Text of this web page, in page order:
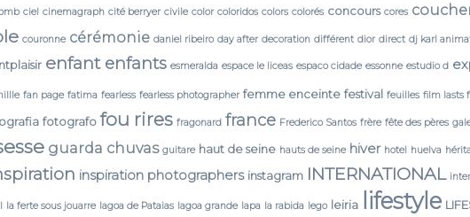
ciel cinemagraph cité berryer civile color coloridos colors colorés concours cores
couronne cérémonie daniel ribeiro day after decoration différent dior direct dj karl
enfant enfants esmeralda espace le liceas espaco cidade essonne estudio d
fan page fatima fearless fearless photographer femme enceinte festival feuilles film lasts
fotografo fou rires fragonard france Frederico Santos frère fête des pères
guarda chuvas guitare haut de seine hauts de seine hiver hotel huelva
inspiration photographers instagram INTERNATIONAL
la ferte sous jouarre lagoa de Pataias lagoa grande lapa la rabida lego leiria lifestyle